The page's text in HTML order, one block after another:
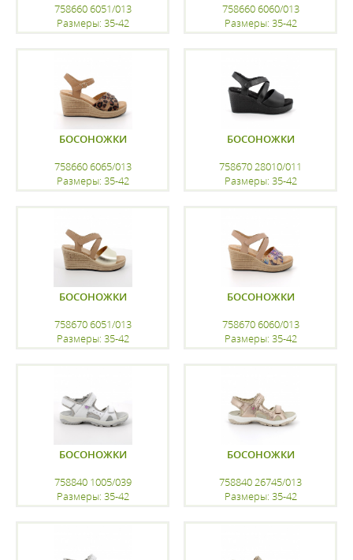
758660 6051/013
Размеры: 35-42
758660 6060/013
Размеры: 35-42
БОСОНОЖКИ
758660 6065/013
Размеры: 35-42
БОСОНОЖКИ
758670 28010/011
Размеры: 35-42
БОСОНОЖКИ
758670 6051/013
Размеры: 35-42
БОСОНОЖКИ
758670 6060/013
Размеры: 35-42
БОСОНОЖКИ
758840 1005/039
Размеры: 35-42
БОСОНОЖКИ
758840 26745/013
Размеры: 35-42